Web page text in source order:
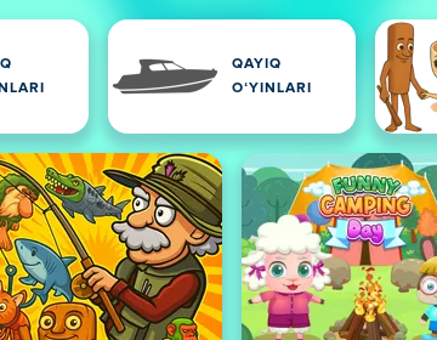
QAYIQ
OʻYINLARI